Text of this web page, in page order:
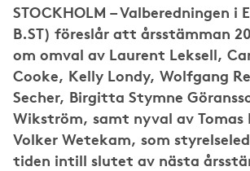
STOCKHOLM – Valberedningen i
B.ST) föreslår att årsstämman
om omval av Laurent Leksell,
Cooke, Kelly Londy, Wolfgang
Secher, Birgitta Stymne
Wikström, samt nyval av Tomas
Volker Wetekam, som
tiden intill slutet av nästa